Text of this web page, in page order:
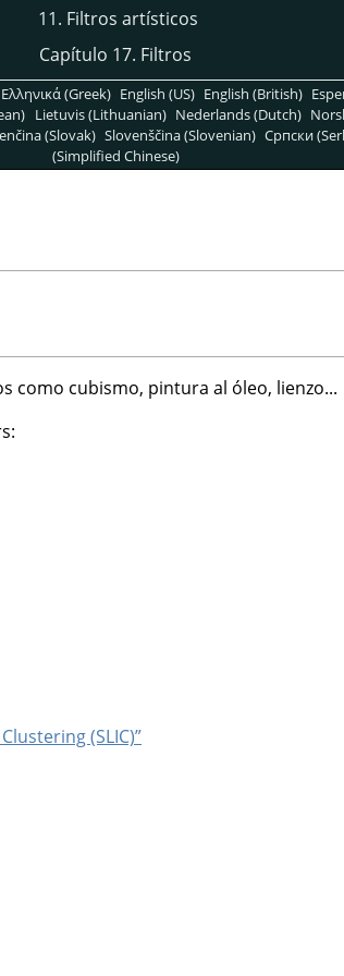
11. Filtros artísticos
Capítulo 17. Filtros
Ελληνικά (Greek) English (US) English (British)
Lietuvis (Lithuanian) Nederlands (Dutch)
(Slovak) Slovenščina (Slovenian) Српски
(Simplified Chinese)
como cubismo, pintura al óleo, lienzo...
(SLIC)”